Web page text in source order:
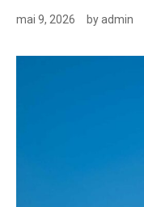
mai 9, 2026 byadmin